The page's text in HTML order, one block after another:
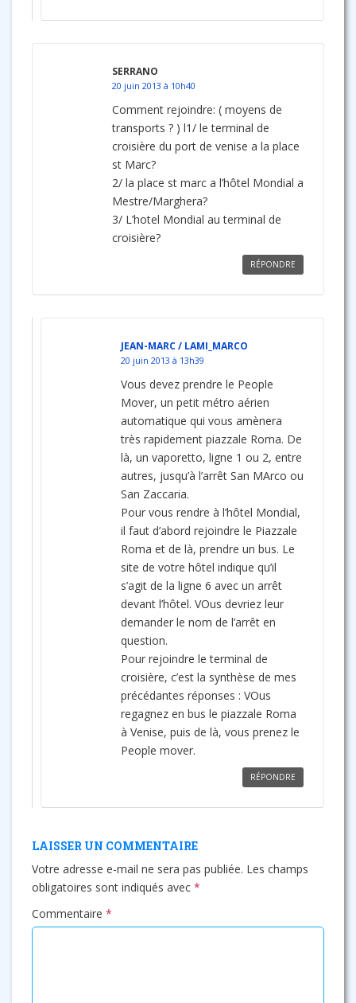
SERRANO
20 juin 2013 à 10h40
Comment rejoindre: ( moyens de
transports ? ) l1/ le terminal de
croisière du port de venise a la place
st Marc?
2/ la place st marc a l’hôtel Mondial a
Mestre/Marghera?
3/ L’hotel Mondial au terminal de
croisière?
RÉPONDRE
JEAN-MARC / LAMI_MARCO
20 juin 2013 à 13h39
Vous devez prendre le People
Mover, un petit métro aérien
automatique qui vous amènera
très rapidement piazzale Roma. De
là, un vaporetto, ligne 1 ou 2, entre
autres, jusqu’à l’arrêt San MArco ou
San Zaccaria.
Pour vous rendre à l’hôtel Mondial,
il faut d’abord rejoindre le Piazzale
Roma et de là, prendre un bus. Le
site de votre hôtel indique qu’il
s’agit de la ligne 6 avec un arrêt
devant l’hôtel. VOus devriez leur
demander le nom de l’arrêt en
question.
Pour rejoindre le terminal de
croisière, c’est la synthèse de mes
précédantes réponses : VOus
regagnez en bus le piazzale Roma
à Venise, puis de là, vous prenez le
People mover.
RÉPONDRE
LAISSER UN COMMENTAIRE
Votre adresse e-mail ne sera pas publiée. Les champs
obligatoires sont indiqués avec *
Commentaire *